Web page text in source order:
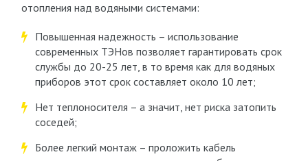
отопления над водяными системами:
Повышенная надежность – использование
современных ТЭНов позволяет гарантировать срок
службы до 20-25 лет, в то время как для водяных
приборов этот срок составляет около 10 лет;
Нет теплоносителя – а значит, нет риска затопить
соседей;
Более легкий монтаж – проложить кабель